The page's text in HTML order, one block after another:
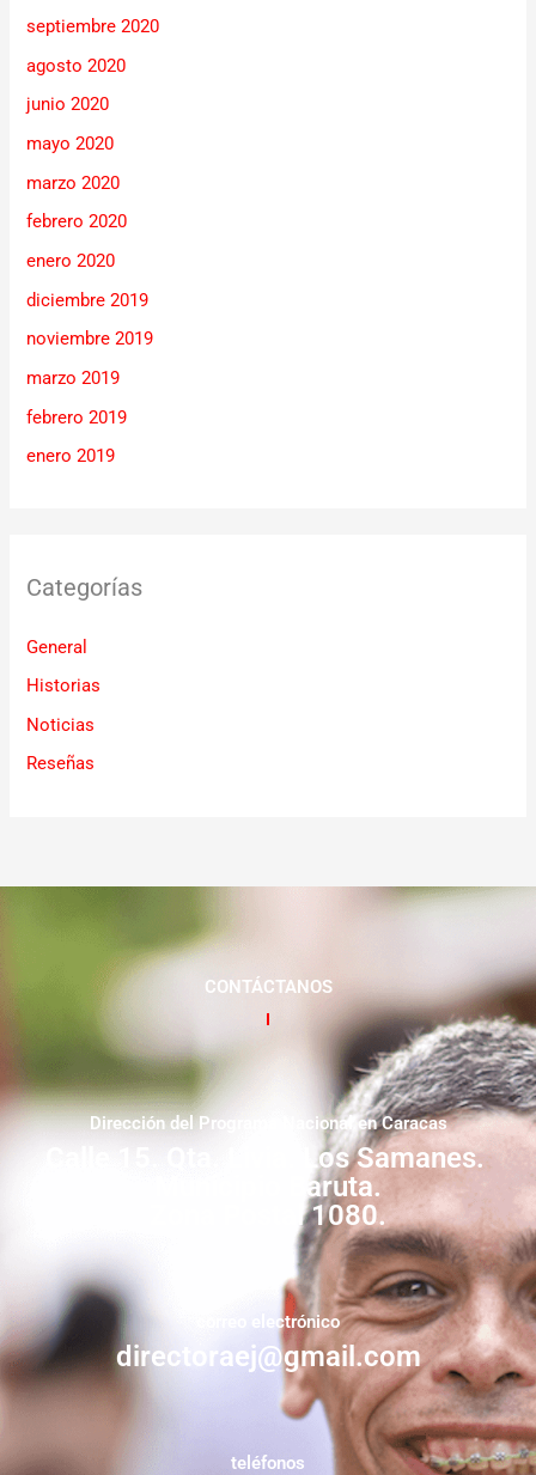
septiembre 2020
agosto 2020
junio 2020
mayo 2020
marzo 2020
febrero 2020
enero 2020
diciembre 2019
noviembre 2019
marzo 2019
febrero 2019
enero 2019
Categorías
General
Historias
Noticias
Reseñas
CONTÁCTANOS
Dirección del Programa Nacional en Caracas
Calle 15. Qta. Livia. Los Samanes.
Municipio Baruta.
Zona Postal 1080.
correo electrónico
directoraej@gmail.com
teléfonos